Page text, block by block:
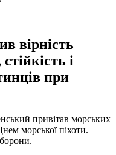
вірність
і
при
привітав морських
морської піхоти.